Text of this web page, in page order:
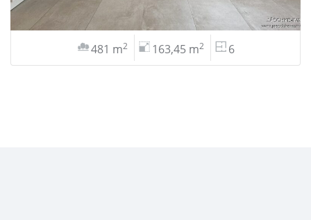
481 m2 163,45 m2 6